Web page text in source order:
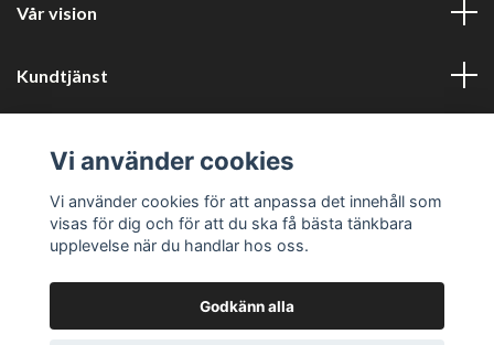
Vår vision
Kundtjänst
Sociala medier
Vi använder cookies
Vi använder cookies för att anpassa det innehåll som
visas för dig och för att du ska få bästa tänkbara
upplevelse när du handlar hos oss.
Godkänn alla